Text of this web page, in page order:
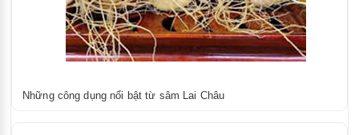
Những công dụng nổi bật từ sâm Lai Châu